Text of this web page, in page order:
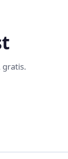
gratis.